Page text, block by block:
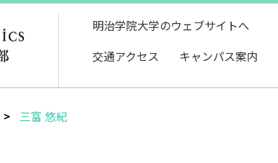
明治学院大学のウェブサイトへ
交通アクセス キャンパス案内
三富 悠紀